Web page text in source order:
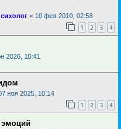
« 10 фев 2010, 02:58
1 2 3 4
2026, 10:41
ноя 2025, 10:14
1 2 3 4